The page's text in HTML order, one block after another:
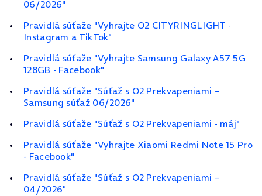
06/2026"
Pravidlá súťaže "Vyhrajte O2 CITYRINGLIGHT -
Instagram a TikTok"
Pravidlá súťaže "Vyhrajte Samsung Galaxy A57 5G
128GB - Facebook"
Pravidlá súťaže "Súťaž s O2 Prekvapeniami –
Samsung súťaž 06/2026"
Pravidlá súťaže "Súťaž s O2 Prekvapeniami - máj"
Pravidlá súťaže "Vyhrajte Xiaomi Redmi Note 15 Pro
- Facebook"
Pravidlá súťaže "Súťaž s O2 Prekvapeniami –
04/2026"